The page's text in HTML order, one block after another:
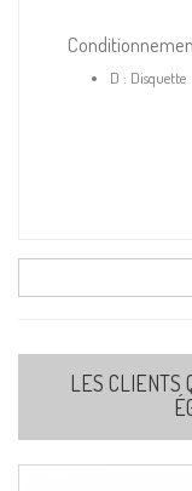
D : Disquette
LES CLIENTS